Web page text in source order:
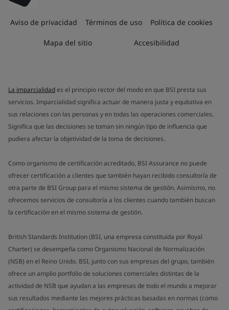
Aviso de privacidad Términos de uso Política de cookies
Mapa del sitio Accesibilidad
La imparcialidades el principio rector del modo en que BSI presta sus
servicios. Imparcialidad significa actuar de manera justa y equitativa en
sus relaciones con las personas y en todas las operaciones comerciales.
Significa que las decisiones se toman sin ningún tipo de influencia que
pudiera afectar la objetividad de la toma de decisiones.
Como organismo de certificación acreditado, BSI Assurance no puede
ofrecer certificación a clientes que también hayan recibido consultoría de
otra parte de BSI Group para el mismo sistema de gestión. Asimismo, no
ofrecemos servicios de consultoría a los clientes cuando también buscan
la certificación en el mismo sistema de gestión.
British Standards Institution (BSI, una empresa constituida por Royal
Charter) se desempeña como Organismo Nacional de Normalización
(NSB) en el Reino Unido. BSI, junto con sus empresas del grupo, también
ofrece un amplio portfolio de soluciones comerciales distintas de la
actividad de NSB que ayudan a las empresas de todo el mundo a mejorar
sus resultados mediante las mejores prácticas basadas en normas (como